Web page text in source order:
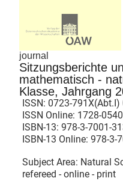
journal
Sitzungsberichte
mathematisch -
Klasse, Jahrgang
ISSN: 0723-
ISSN Online: 1728-0540
ISBN-13: 978-3-7001-
ISBN-13 Online: 978-3-
Subject Area: Natural
refereed - online - print